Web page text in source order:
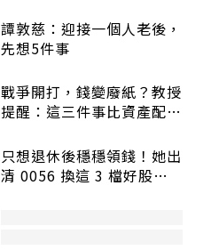
譚敦慈：迎接一個人老後，
先想5件事
戰爭開打，錢變廢紙？教授
提醒：這三件事比資產配置
只想退休後穩穩領錢！她出
清 0056 換這 3 檔好股：